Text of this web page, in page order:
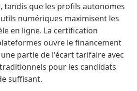
tandis que les profils autonomes
numériques maximisent les
en ligne. La certification
ouvre le financement
une partie de l'écart tarifaire avec
pour les candidats
suffisant.